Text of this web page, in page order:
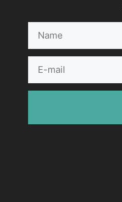
mail